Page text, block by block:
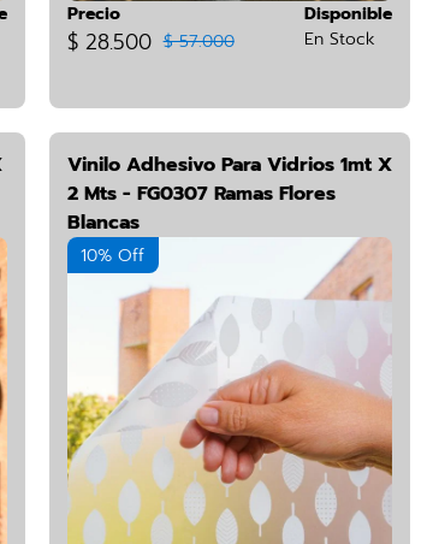
Precio
$ 28.500 $ 57.000
Disponible
En Stock
Vinilo Adhesivo Para Vidrios 1mt X
2 Mts - FG0307 Ramas Flores
Blancas
10% Off